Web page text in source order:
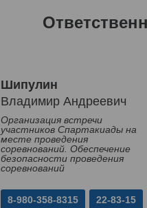
Шипулин
Владимир Андреевич
Организация встречи
участников Спартакиады на
месте проведения
соревнований. Обеспечение
безопасности проведения
соревнований
8-980-358-8315 22-83-15